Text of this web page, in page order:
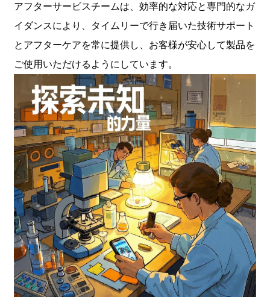
アフターサービスチームは、効率的な対応と専門的なガ
イダンスにより、タイムリーで行き届いた技術サポート
とアフターケアを常に提供し、お客様が安心して製品を
ご使用いただけるようにしています。